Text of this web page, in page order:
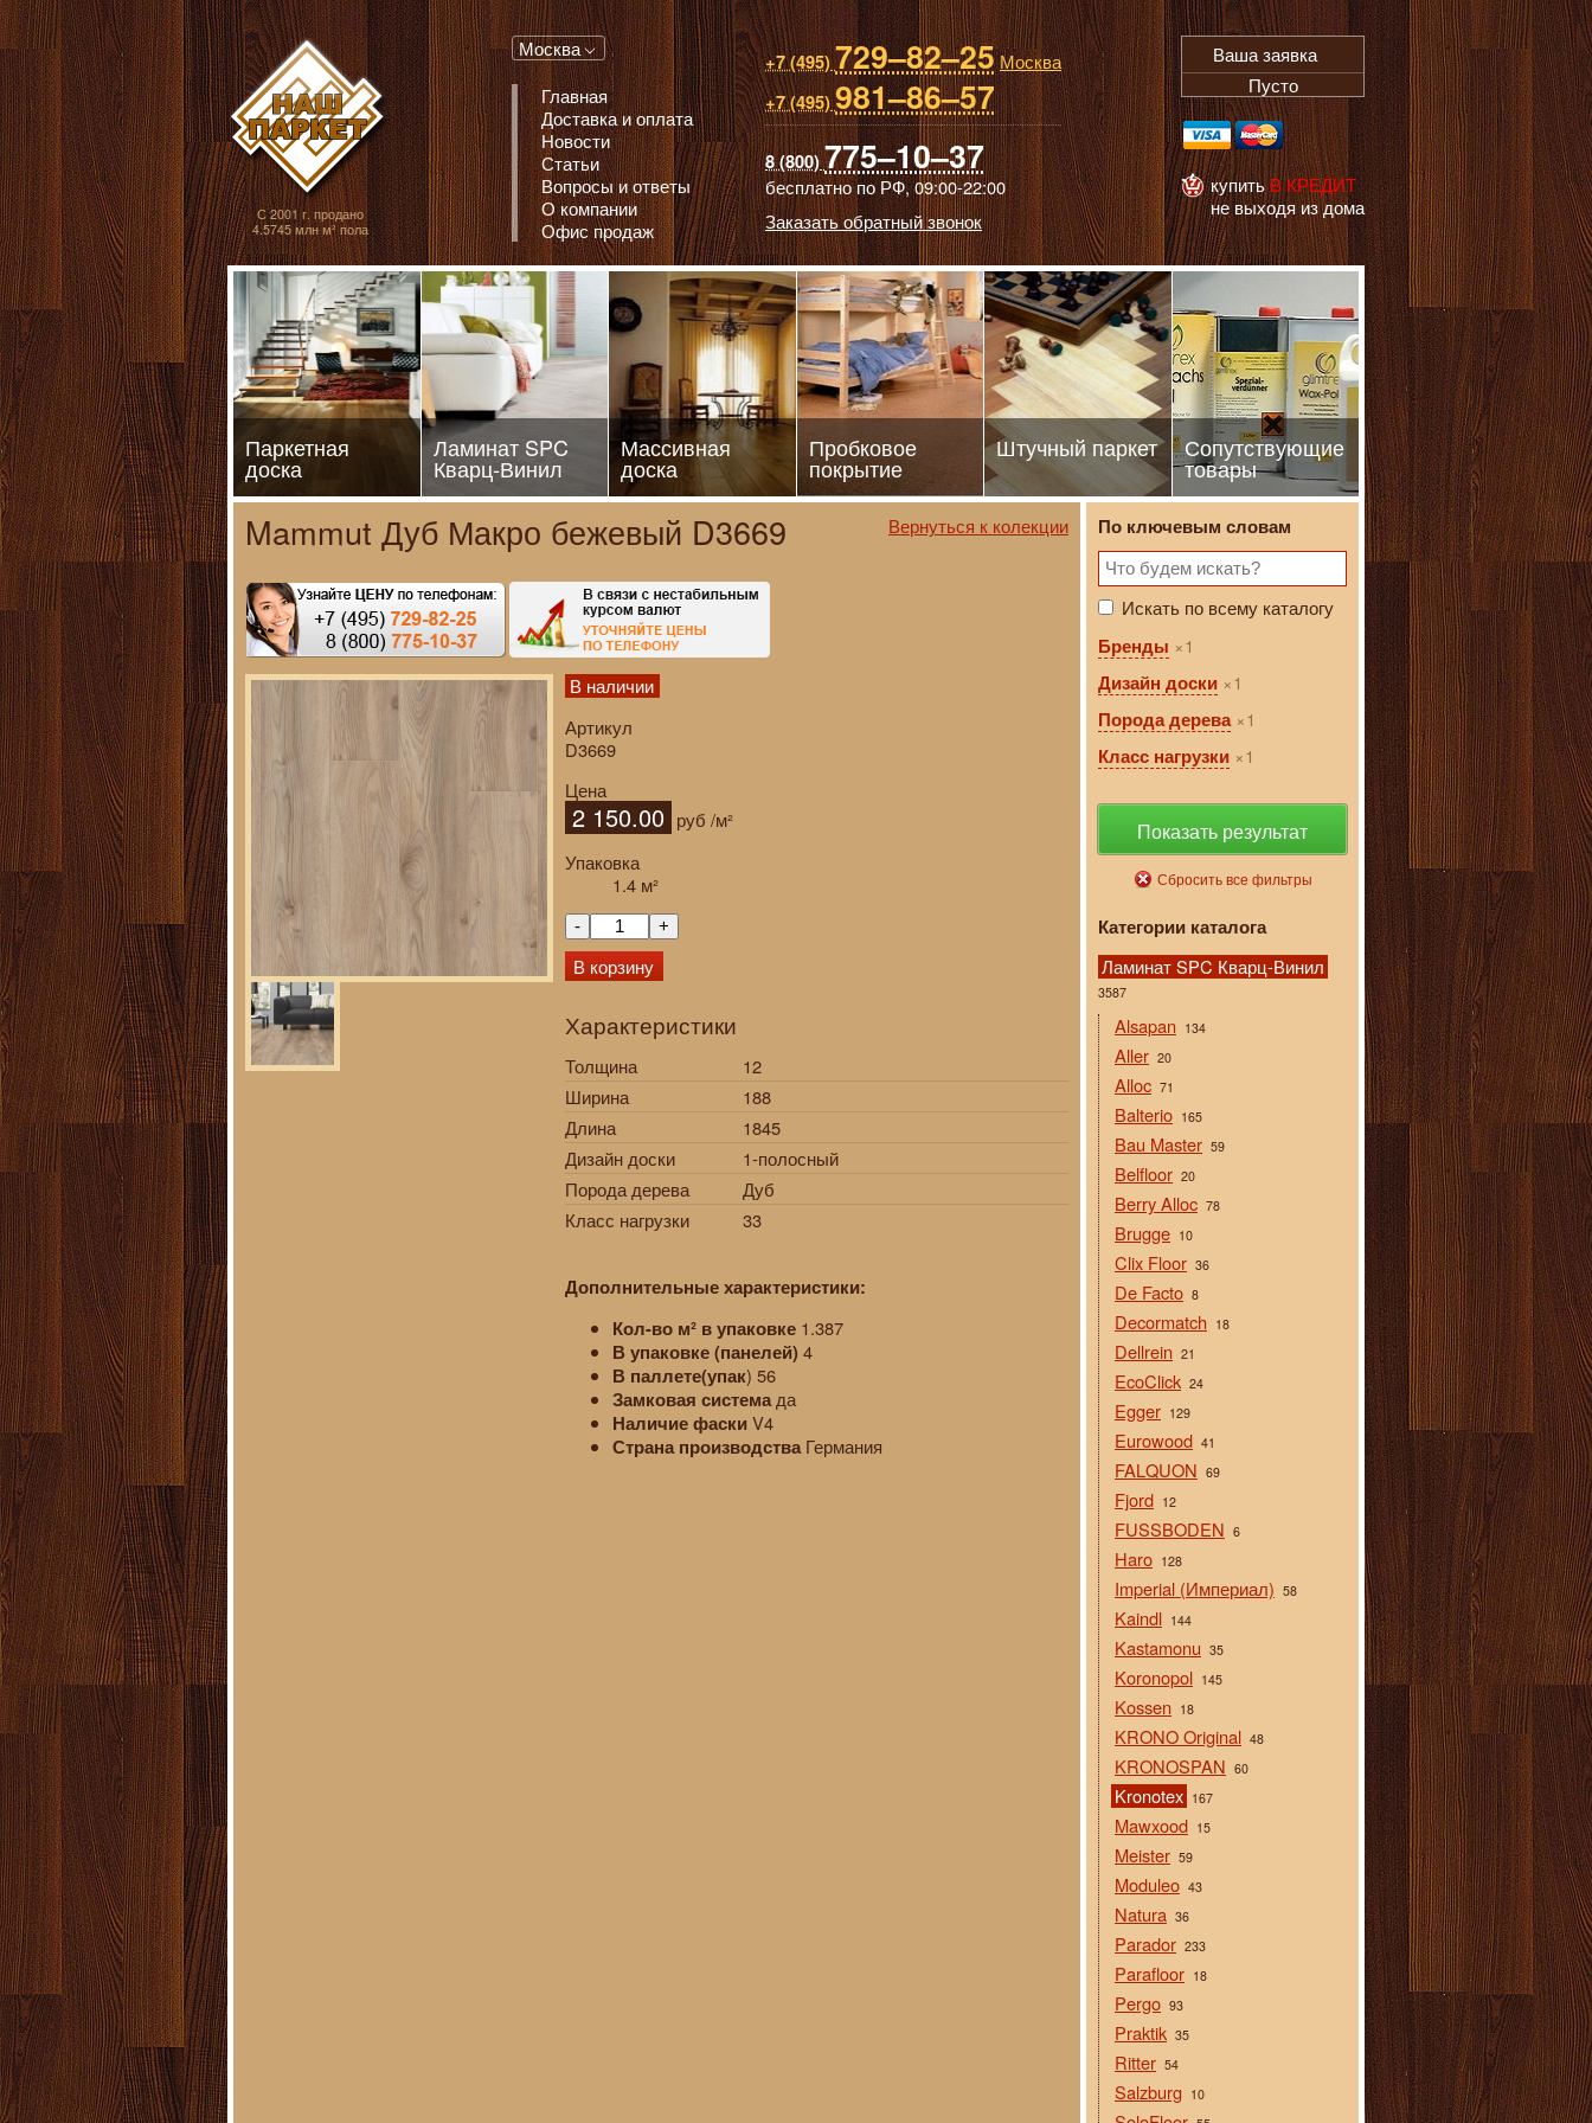
Паркет, Штучный паркет, Массивная доска, Ламинированный паркет
С 2001 г. продано
4.5745 млн м² пола
Москва
Главная
Доставка и оплата
Новости
Статьи
Вопросы и ответы
О компании
Офис продаж
+7 (495)729–82–25 Москва
+7 (495)981–86–57
8 (800)775–10–37
бесплатно по РФ,09:00-22:00
Заказать обратный звонок
Ваша заявка
Пусто
купитьВ КРЕДИТ
не выходя из дома
Паркетная
доска
Ламинат SPC
Кварц-Винил
Массивная
доска
Пробковое
покрытие
Штучный паркет Сопутствующие
товары
Mammut Дуб Макро бежевый D3669 Вернуться к колекции
В наличии
Артикул
D3669
Цена
2 150.00 руб /м²
Упаковка
1.4 м²
- +
В корзину
Характеристики
Толщина
12
Ширина
188
Длина
1845
Дизайн доски
1-полосный
Порода дерева
Дуб
Класс нагрузки
33
Дополнительные характеристики:
Кол-во м² в упаковке 1.387
В упаковке (панелей) 4
В паллете(упак) 56
Замковая система да
Наличие фаскиV4
Страна производстваГермания
По ключевым словам
Искать по всему каталогу
Бренды
1
Дизайн доски
1
Порода дерева
1
Класс нагрузки
1
Показать результат
Сбросить все фильтры
Категории каталога
Ламинат SPC Кварц-Винил
3587
Alsapan 134
Aller 20
Alloc 71
Balterio 165
Bau Master 59
Belfloor 20
Berry Alloc 78
Brugge 10
Clix Floor 36
De Facto 8
Decormatch 18
Dellrein 21
EcoClick 24
Egger 129
Eurowood 41
FALQUON 69
Fjord 12
FUSSBODEN 6
Haro 128
Imperial (Империал) 58
Kaindl 144
Kastamonu 35
Koronopol 145
Kossen 18
KRONO Original 48
KRONOSPAN 60
Kronotex 167
Mawxood 15
Meister 59
Moduleo 43
Natura 36
Parador 233
Parafloor 18
Pergo 93
Praktik 35
Ritter 54
Salzburg 10